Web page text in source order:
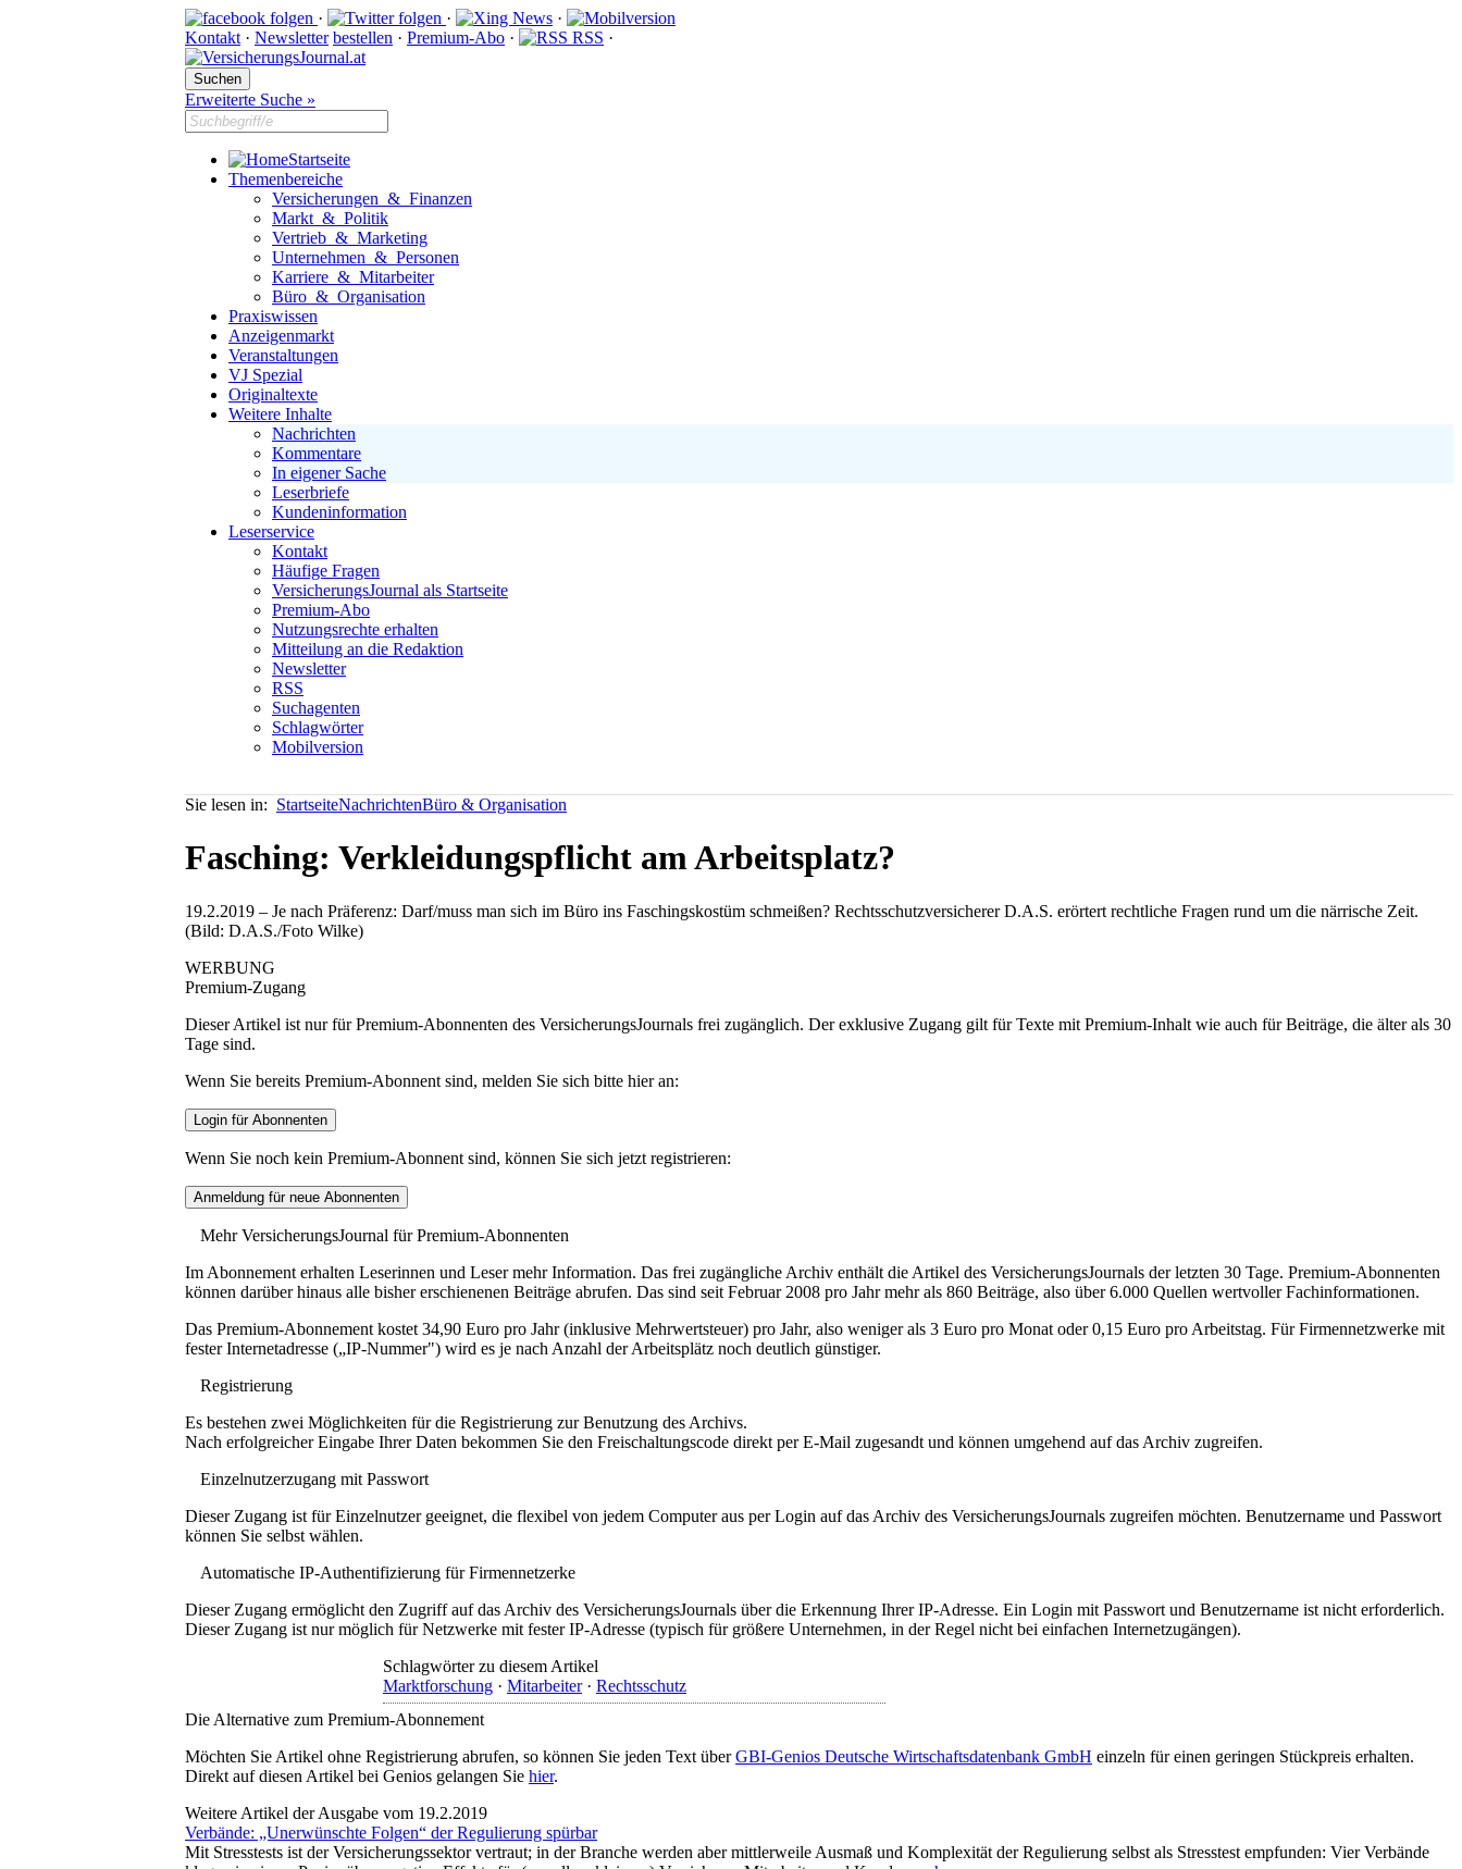
· ·
·
Kontakt · Newsletter bestellen · Premium-Abo · RSS ·
Erweiterte Suche »
Startseite
Themenbereiche
Versicherungen & Finanzen
Markt & Politik
Vertrieb & Marketing
Unternehmen & Personen
Karriere & Mitarbeiter
Büro & Organisation
Praxiswissen
Anzeigenmarkt
Veranstaltungen
VJ Spezial
Originaltexte
Weitere Inhalte
Nachrichten
Kommentare
In eigener Sache
Leserbriefe
Kundeninformation
Leserservice
Kontakt
Häufige Fragen
VersicherungsJournal als Startseite
Premium-Abo
Nutzungsrechte erhalten
Mitteilung an die Redaktion
Newsletter
RSS
Suchagenten
Schlagwörter
Mobilversion
Sie lesen in: StartseiteNachrichtenBüro & Organisation
Fasching: Verkleidungspflicht am Arbeitsplatz?
19.2.2019 – Je nach Präferenz: Darf/muss man sich im Büro ins Faschingskostüm schmeißen? Rechtsschutzversicherer D.A.S. erörtert rechtliche Fragen rund um die närrische Zeit.
(Bild: D.A.S./Foto Wilke)
WERBUNG
Premium-Zugang
Dieser Artikel ist nur für Premium-Abonnenten des VersicherungsJournals frei zugänglich. Der exklusive Zugang gilt für Texte mit Premium-Inhalt wie auch für Beiträge, die älter als 30
Tage sind.
Wenn Sie bereits Premium-Abonnent sind, melden Sie sich bitte hier an:
Wenn Sie noch kein Premium-Abonnent sind, können Sie sich jetzt registrieren:
Mehr VersicherungsJournal für Premium-Abonnenten
Im Abonnement erhalten Leserinnen und Leser mehr Information. Das frei zugängliche Archiv enthält die Artikel des VersicherungsJournals der letzten 30 Tage. Premium-Abonnenten
können darüber hinaus alle bisher erschienenen Beiträge abrufen. Das sind seit Februar 2008 pro Jahr mehr als 860 Beiträge, also über 6.000 Quellen wertvoller Fachinformationen.
Das Premium-Abonnement kostet 34,90 Euro pro Jahr (inklusive Mehrwertsteuer) pro Jahr, also weniger als 3 Euro pro Monat oder 0,15 Euro pro Arbeitstag. Für Firmennetzwerke mit
fester Internetadresse („IP-Nummer") wird es je nach Anzahl der Arbeitsplätz noch deutlich günstiger.
Registrierung
Es bestehen zwei Möglichkeiten für die Registrierung zur Benutzung des Archivs.
Nach erfolgreicher Eingabe Ihrer Daten bekommen Sie den Freischaltungscode direkt per E-Mail zugesandt und können umgehend auf das Archiv zugreifen.
Einzelnutzerzugang mit Passwort
Dieser Zugang ist für Einzelnutzer geeignet, die flexibel von jedem Computer aus per Login auf das Archiv des VersicherungsJournals zugreifen möchten. Benutzername und Passwort
können Sie selbst wählen.
Automatische IP-Authentifizierung für Firmennetzerke
Dieser Zugang ermöglicht den Zugriff auf das Archiv des VersicherungsJournals über die Erkennung Ihrer IP-Adresse. Ein Login mit Passwort und Benutzername ist nicht erforderlich.
Dieser Zugang ist nur möglich für Netzwerke mit fester IP-Adresse (typisch für größere Unternehmen, in der Regel nicht bei einfachen Internetzugängen).
Schlagwörter zu diesem Artikel
Marktforschung · Mitarbeiter· Rechtsschutz
Die Alternative zum Premium-Abonnement
Möchten Sie Artikel ohne Registrierung abrufen, so können Sie jeden Text überGBI-Genios Deutsche Wirtschaftsdatenbank GmbH einzeln für einen geringen Stückpreis erhalten.
Direkt auf diesen Artikel bei Genios gelangen Sie hier.
Weitere Artikel der Ausgabe vom 19.2.2019
Verbände: „Unerwünschte Folgen“ der Regulierung spürbar
Mit Stresstests ist der Versicherungssektor vertraut; in der Branche werden aber mittlerweile Ausmaß und Komplexität der Regulierung selbst als Stresstest empfunden: Vier Verbände